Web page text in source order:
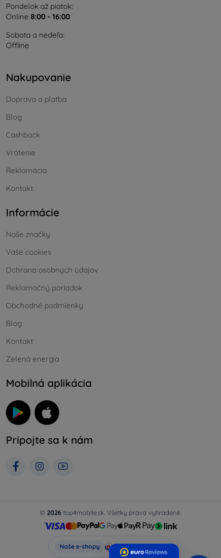
Pondelok až piatok:
Online 8:00 - 16:00
Sobota a nedeľa:
Offline
Nakupovanie
Doprava a platba
Blog
Cashback
Vrátenie
Reklamácia
Kontakt
Informácie
Naše značky
Vaše cookies
Ochrana osobných údajov
Reklamačný poriadok
Obchodné podmienky
Blog
Kontakt
Zelená energia
Mobilná aplikácia
Pripojte sa k nám
© 2026 top4mobile.sk. Všetky práva vyhradené.
Naše e-shopy Top4Mobile.sk